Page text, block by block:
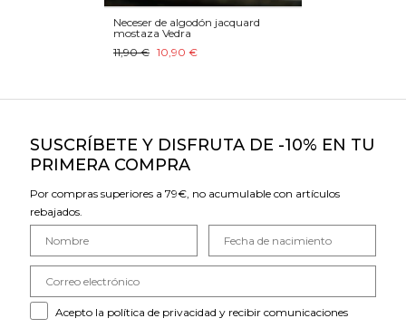
Neceser de algodón jacquard
mostaza Vedra
11,90 € 10,90 €
SUSCRÍBETE Y DISFRUTA DE -10% EN TU
PRIMERA COMPRA
Por compras superiores a 79€, no acumulable con artículos
rebajados.
Acepto la política de privacidad y recibir comunicaciones